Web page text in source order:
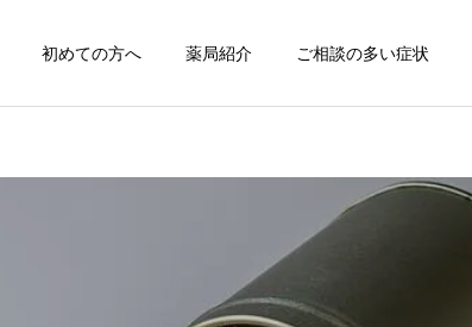
初めての方へ 薬局紹介 ご相談の多い症状
治療について